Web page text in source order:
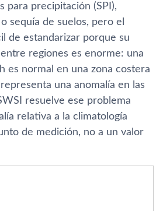
para precipitación (SPI),
sequía de suelos, pero el
de estandarizar porque su
regiones es enorme: una
es normal en una zona costera
una anomalía en las
resuelve ese problema
relativa a la climatología
de medición, no a un valor